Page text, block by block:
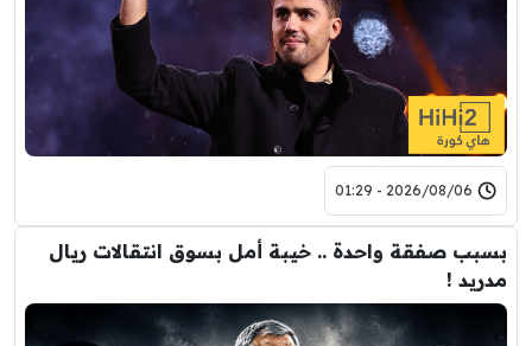
2026/08/06 - 01:29
بسبب صفقة واحدة .. خيبة أمل بسوق انتقالات ريال
مدريد !